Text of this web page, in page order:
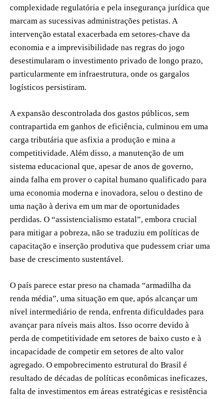
complexidade regulatória e pela insegurança jurídica que
marcam as sucessivas administrações petistas. A
intervenção estatal exacerbada em setores-chave da
economia e a imprevisibilidade nas regras do jogo
desestimularam o investimento privado de longo prazo,
particularmente em infraestrutura, onde os gargalos
logísticos persistiram.
A expansão descontrolada dos gastos públicos, sem
contrapartida em ganhos de eficiência, culminou em uma
carga tributária que asfixia a produção e mina a
competitividade. Além disso, a manutenção de um
sistema educacional que, apesar de anos de governo,
ainda falha em prover o capital humano qualificado para
uma economia moderna e inovadora, selou o destino de
uma nação à deriva em um mar de oportunidades
perdidas. O “assistencialismo estatal”, embora crucial
para mitigar a pobreza, não se traduziu em políticas de
capacitação e inserção produtiva que pudessem criar uma
base de crescimento sustentável.
O país parece estar preso na chamada “armadilha da
renda média”, uma situação em que, após alcançar um
nível intermediário de renda, enfrenta dificuldades para
avançar para níveis mais altos. Isso ocorre devido à
perda de competitividade em setores de baixo custo e à
incapacidade de competir em setores de alto valor
agregado. O empobrecimento estrutural do Brasil é
resultado de décadas de políticas econômicas ineficazes,
falta de investimentos em áreas estratégicas e resistência